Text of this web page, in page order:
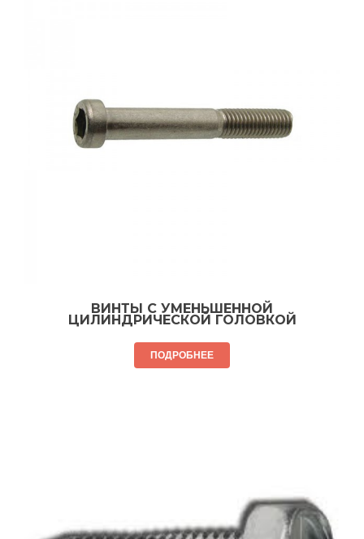
ВИНТЫ С УМЕНЬШЕННОЙ
ЦИЛИНДРИЧЕСКОЙ ГОЛОВКОЙ
ПОДРОБНЕЕ